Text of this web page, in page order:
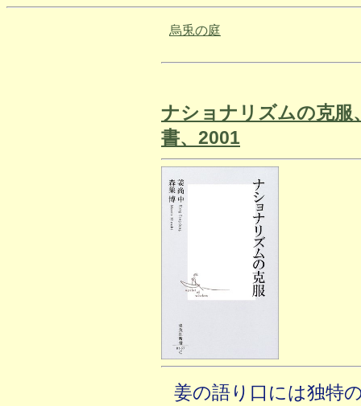
烏兎の庭
ナショナリズムの克服
書、2001
姜の語り口には独特